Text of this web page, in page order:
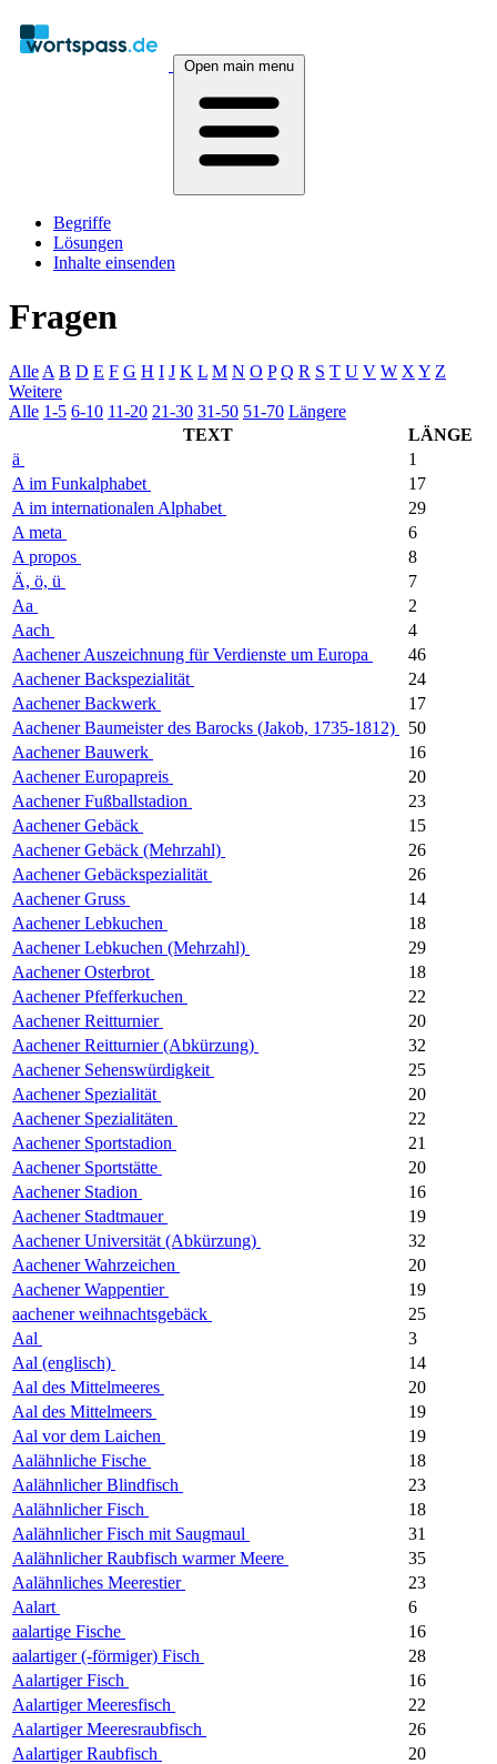
Open main menu
Begriffe
Lösungen
Inhalte einsenden
Fragen
Alle A B D E F G H I J K L M N O P Q R S T U V W X Y Z
Weitere
Alle 1-5 6-10 11-20 21-30 31-50 51-70 Längere
TEXT
LÄNGE
ä
1
A im Funkalphabet
17
A im internationalen Alphabet
29
A meta
6
A propos
8
Ä, ö, ü
7
Aa
2
Aach
4
Aachener Auszeichnung für Verdienste um Europa
46
Aachener Backspezialität
24
Aachener Backwerk
17
Aachener Baumeister des Barocks (Jakob, 1735-1812)
50
Aachener Bauwerk
16
Aachener Europapreis
20
Aachener Fußballstadion
23
Aachener Gebäck
15
Aachener Gebäck (Mehrzahl)
26
Aachener Gebäckspezialität
26
Aachener Gruss
14
Aachener Lebkuchen
18
Aachener Lebkuchen (Mehrzahl)
29
Aachener Osterbrot
18
Aachener Pfefferkuchen
22
Aachener Reitturnier
20
Aachener Reitturnier (Abkürzung)
32
Aachener Sehenswürdigkeit
25
Aachener Spezialität
20
Aachener Spezialitäten
22
Aachener Sportstadion
21
Aachener Sportstätte
20
Aachener Stadion
16
Aachener Stadtmauer
19
Aachener Universität (Abkürzung)
32
Aachener Wahrzeichen
20
Aachener Wappentier
19
aachener weihnachtsgebäck
25
Aal
3
Aal (englisch)
14
Aal des Mittelmeeres
20
Aal des Mittelmeers
19
Aal vor dem Laichen
19
Aalähnliche Fische
18
Aalähnlicher Blindfisch
23
Aalähnlicher Fisch
18
Aalähnlicher Fisch mit Saugmaul
31
Aalähnlicher Raubfisch warmer Meere
35
Aalähnliches Meerestier
23
Aalart
6
aalartige Fische
16
aalartiger (-förmiger) Fisch
28
Aalartiger Fisch
16
Aalartiger Meeresfisch
22
Aalartiger Meeresraubfisch
26
Aalartiger Raubfisch
20